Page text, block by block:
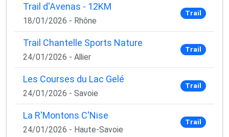
×
🚴‍♂️ Rejoignez la communauté des coureurs
et triathlètes passionnés
recevez chaque mois :
✅ Des conseils d'entraînement exclusifs
✅ Des astuces de pros pour progresser plus vite
✅ Les dernières tendances matos & nutrition
✅ Descodes promo et bons plans partenaires
Trail d'Avenas - 12KM
18/01/2026 - Rhône
Trail
Trail Chantelle Sports Nature
24/01/2026 - Allier
Trail
Les Courses du Lac Gelé
24/01/2026 - Savoie
Trail
La R'Montons C'Nise
24/01/2026 - Haute-Savoie
Trail